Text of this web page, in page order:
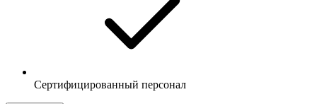
Сертифицированный персонал